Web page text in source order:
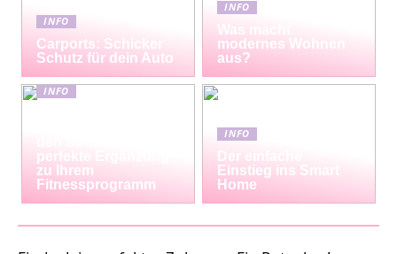
INFO
Carports: Schicker
Schutz für dein Auto
INFO
Was macht
modernes Wohnen
aus?
INFO
perfekte Ergänzung
zu Ihrem
Fitnessprogramm
INFO
Der einfache
Einstieg ins Smart
Home